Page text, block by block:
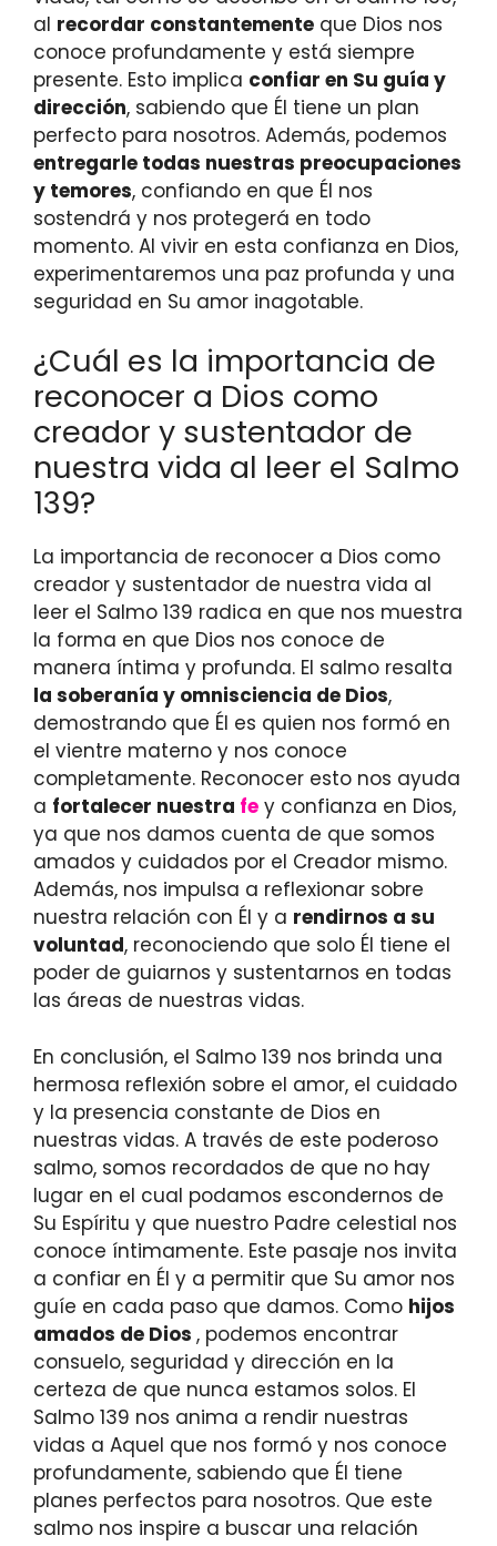
al recordar constantemente que Dios nos
conoce profundamente y está siempre
presente. Esto implica confiar en Su guía y
dirección, sabiendo que Él tiene un plan
perfecto para nosotros. Además, podemos
entregarle todas nuestras preocupaciones
y temores, confiando en que Él nos
sostendrá y nos protegerá en todo
momento. Al vivir en esta confianza en Dios,
experimentaremos una paz profunda y una
seguridad en Su amor inagotable.
¿Cuál es la importancia de
reconocer a Dios como
creador y sustentador de
nuestra vida al leer el Salmo
139?
La importancia de reconocer a Dios como
creador y sustentador de nuestra vida al
leer el Salmo 139 radica en que nos muestra
la forma en que Dios nos conoce de
manera íntima y profunda. El salmo resalta
la soberanía y omnisciencia de Dios,
demostrando que Él es quien nos formó en
el vientre materno y nos conoce
completamente. Reconocer esto nos ayuda
a fortalecer nuestra fe y confianza en Dios,
ya que nos damos cuenta de que somos
amados y cuidados por el Creador mismo.
Además, nos impulsa a reflexionar sobre
nuestra relación con Él y a rendirnos a su
voluntad, reconociendo que solo Él tiene el
poder de guiarnos y sustentarnos en todas
las áreas de nuestras vidas.
En conclusión, el Salmo 139 nos brinda una
hermosa reflexión sobre el amor, el cuidado
y la presencia constante de Dios en
nuestras vidas. A través de este poderoso
salmo, somos recordados de que no hay
lugar en el cual podamos escondernos de
Su Espíritu y que nuestro Padre celestial nos
conoce íntimamente. Este pasaje nos invita
a confiar en Él y a permitir que Su amor nos
guíe en cada paso que damos. Como hijos
amados de Dios , podemos encontrar
consuelo, seguridad y dirección en la
certeza de que nunca estamos solos. El
Salmo 139 nos anima a rendir nuestras
vidas a Aquel que nos formó y nos conoce
profundamente, sabiendo que Él tiene
planes perfectos para nosotros. Que este
salmo nos inspire a buscar una relación